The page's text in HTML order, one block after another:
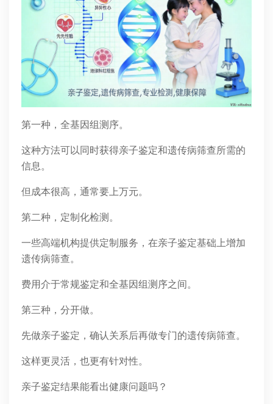
第一种，全基因组测序。
这种方法可以同时获得亲子鉴定和遗传病筛查所需的
信息。
但成本很高，通常要上万元。
第二种，定制化检测。
一些高端机构提供定制服务，在亲子鉴定基础上增加
遗传病筛查。
费用介于常规鉴定和全基因组测序之间。
第三种，分开做。
先做亲子鉴定，确认关系后再做专门的遗传病筛查。
这样更灵活，也更有针对性。
亲子鉴定结果能看出健康问题吗？